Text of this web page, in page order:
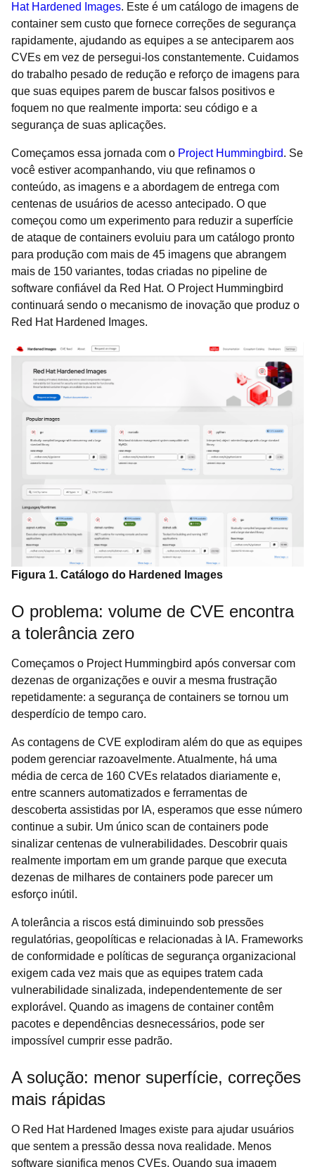
Hat Hardened Images. Este é um catálogo de imagens de
container sem custo que fornece correções de segurança
rapidamente, ajudando as equipes a se anteciparem aos
CVEs em vez de persegui-los constantemente. Cuidamos
do trabalho pesado de redução e reforço de imagens para
que suas equipes parem de buscar falsos positivos e
foquem no que realmente importa: seu código e a
segurança de suas aplicações.
Começamos essa jornada com o Project Hummingbird. Se
você estiver acompanhando, viu que refinamos o
conteúdo, as imagens e a abordagem de entrega com
centenas de usuários de acesso antecipado. O que
começou como um experimento para reduzir a superfície
de ataque de containers evoluiu para um catálogo pronto
para produção com mais de 45 imagens que abrangem
mais de 150 variantes, todas criadas no pipeline de
software confiável da Red Hat. O Project Hummingbird
continuará sendo o mecanismo de inovação que produz o
Red Hat Hardened Images.
Figura 1. Catálogo do Hardened Images
O problema: volume de CVE encontra
a tolerância zero
Começamos o Project Hummingbird após conversar com
dezenas de organizações e ouvir a mesma frustração
repetidamente: a segurança de containers se tornou um
desperdício de tempo caro.
As contagens de CVE explodiram além do que as equipes
podem gerenciar razoavelmente. Atualmente, há uma
média de cerca de 160 CVEs relatados diariamente e,
entre scanners automatizados e ferramentas de
descoberta assistidas por IA, esperamos que esse número
continue a subir. Um único scan de containers pode
sinalizar centenas de vulnerabilidades. Descobrir quais
realmente importam em um grande parque que executa
dezenas de milhares de containers pode parecer um
esforço inútil.
A tolerância a riscos está diminuindo sob pressões
regulatórias, geopolíticas e relacionadas à IA. Frameworks
de conformidade e políticas de segurança organizacional
exigem cada vez mais que as equipes tratem cada
vulnerabilidade sinalizada, independentemente de ser
explorável. Quando as imagens de container contêm
pacotes e dependências desnecessários, pode ser
impossível cumprir esse padrão.
A solução: menor superfície, correções
mais rápidas
O Red Hat Hardened Images existe para ajudar usuários
que sentem a pressão dessa nova realidade. Menos
software significa menos CVEs. Quando sua imagem